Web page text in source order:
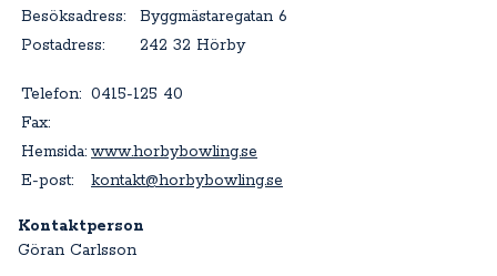
Besöksadress:
Byggmästaregatan 6
Postadress:
242 32 Hörby
Telefon: 0415-125 40
Fax:
Hemsida: www.horbybowling.se
E-post:
kontakt@horbybowling.se
Kontaktperson
Göran Carlsson